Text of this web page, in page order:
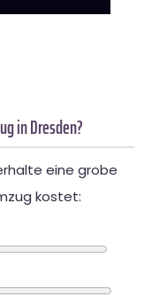
in Dresden?
eine grobe
kostet: